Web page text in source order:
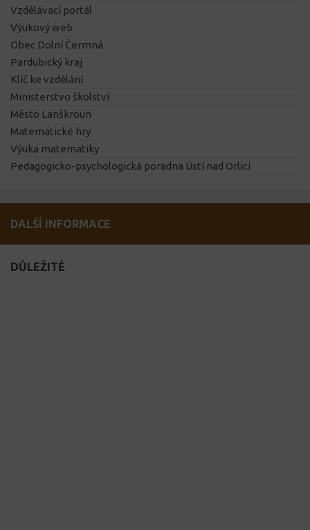
Vzdělávací portál
Výukový web
Obec Dolní Čermná
Pardubický kraj
Klíč ke vzdělání
Ministerstvo školství
Město Lanškroun
Matematické hry
Výuka matematiky
Pedagogicko-psychologická poradna Ústí nad Orlicí
DALŠÍ INFORMACE
DŮLEŽITÉ